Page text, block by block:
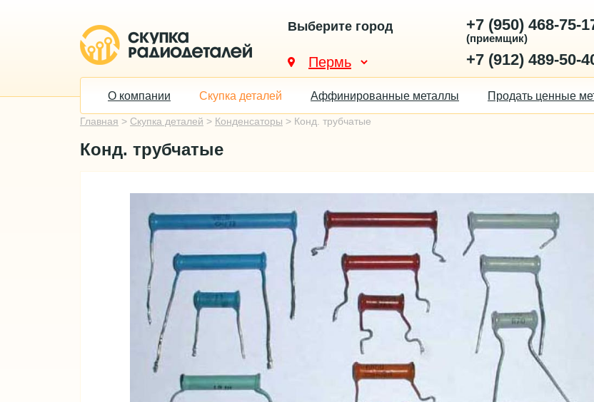
Выберите город +7 (950) 468-75-
(приемщик)
+7 (912) 489-50-
О компании Скупка деталей Аффинированные металлы Продать ценные
Главная > Скупка деталей > Конденсаторы > Конд. трубчатые
Конд. трубчатые